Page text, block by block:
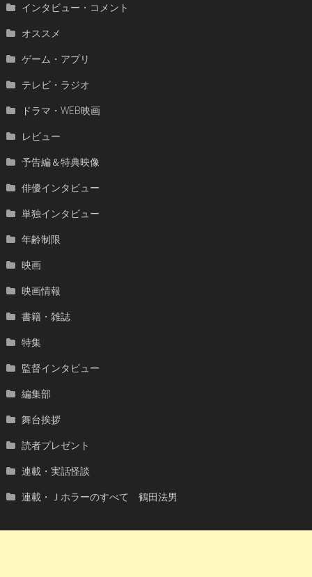
インタビュー・コメント
オススメ
ゲーム・アプリ
テレビ・ラジオ
ドラマ・WEB映画
レビュー
予告編＆特典映像
俳優インタビュー
単独インタビュー
年齢制限
映画
映画情報
書籍・雑誌
特集
監督インタビュー
編集部
舞台挨拶
読者プレゼント
連載・実話怪談
連載・Ｊホラーのすべて 鶴田法男